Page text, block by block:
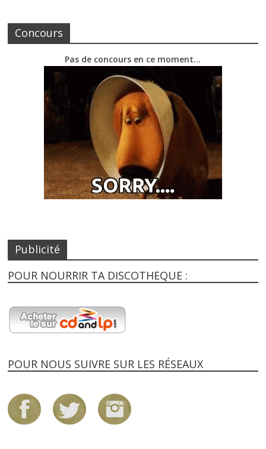
Concours
Pas de concours en ce moment…
Publicité
POUR NOURRIR TA DISCOTHEQUE :
POUR NOUS SUIVRE SUR LES RÉSEAUX